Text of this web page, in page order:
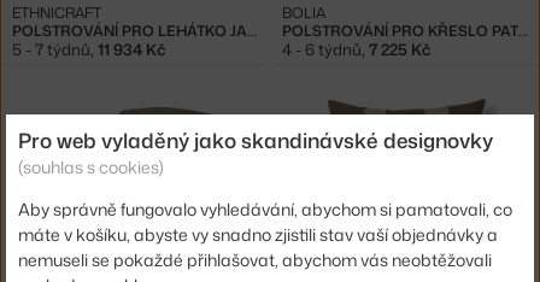
POLSTROVÁNÍ PRO LEHÁTKO JACK, MOCHA
ETHNICRAFT
5 - 7 týdnů 11 934 Kč
POLSTROVÁNÍ PRO KŘESLO PATIO, BEIGE
BOLIA
4 - 6 týdnů 7 225 Kč
Pro web vyladěný jako skandinávské designovky
(souhlas s cookies)
Aby správně fungovalo vyhledávání, abychom si pamatovali, co
máte v košíku, abyste vy snadno zjistili stav vaší objednávky a
nemuseli se pokaždé přihlašovat, abychom vás neobtěžovali